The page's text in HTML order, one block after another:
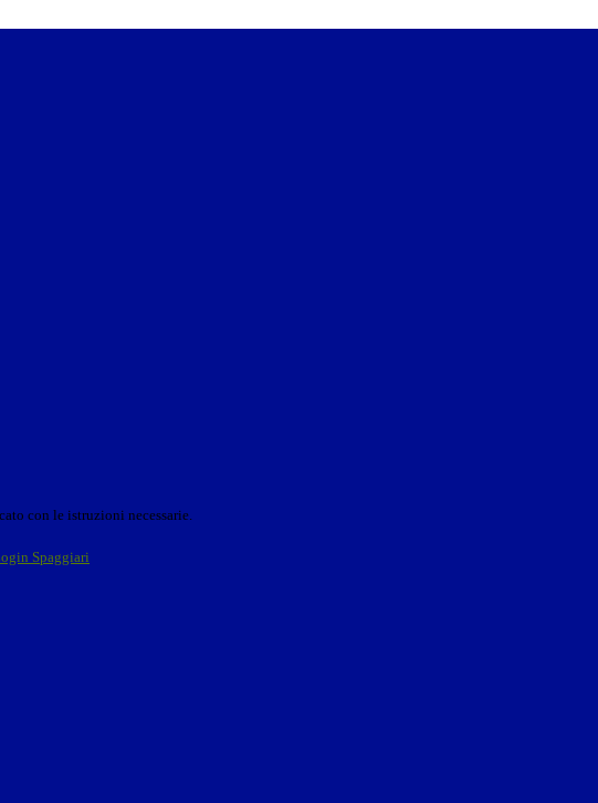
con le istruzioni necessarie.
Spaggiari